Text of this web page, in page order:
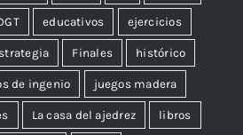
educativos ejercicios
Finales histórico
de ingenio juegos madera
La casa del ajedrez libros